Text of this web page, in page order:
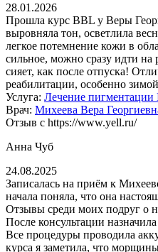
28.01.2026
Прошла курс BBL у Веры
выровняла тон, осветлила
легкое потемнение кожи в
сильное, можно сразу идти на
сияет, как после отпуска!
реабилитации, особенно
Услуга: Лечение пигментации
Врач: Михеева Вера
Отзыв с https://www.yell.ru/
Анна Чуб
24.08.2025
Записалась на приём к
начала поняла, что она
Отзывы среди моих подруг о
После консультации
Все процедуры проводила
курса я заметила, что